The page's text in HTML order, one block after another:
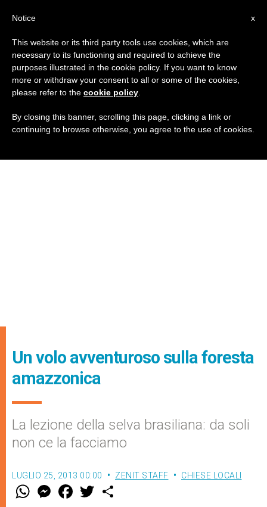
Un volo avventuroso sulla foresta
amazzonica
La lezione della selva brasiliana: da soli
non ce la facciamo
LUGLIO 25, 2013 00:00 ZENIT STAFF CHIESE LOCALI
W M
e
F
a w
x
Notice
This website or its third party tools use cookies, which are
necessary to its functioning and required to achieve the
purposes illustrated in the cookie policy. If you want to know
more or withdraw your consent to all or some of the cookies,
please refer to the cookie policy
By closing this banner, scrolling this page, clicking a link or
continuing to browse otherwise, you agree to the use of cookies.